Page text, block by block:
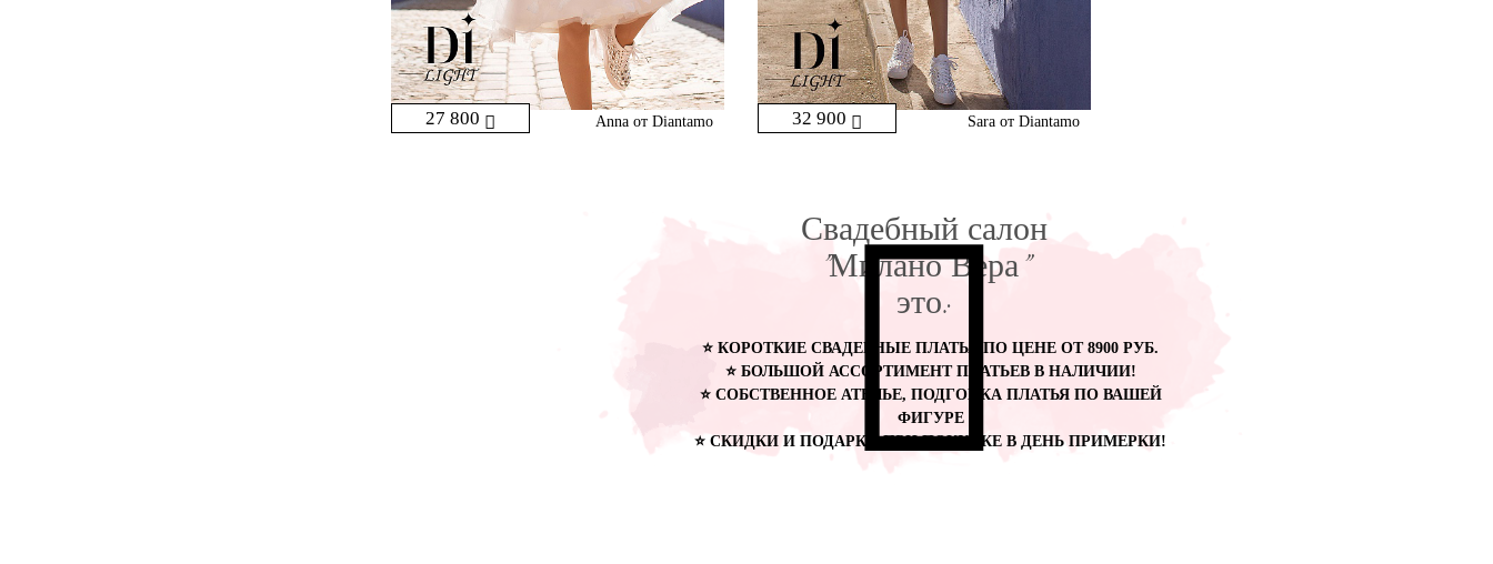
27 800 Anna от Diantamo 32 900 Sara от Diantamo
Свадебный салон
"Милано Вера"
это:
⭐ КОРОТКИЕ СВАДЕБНЫЕ ПЛАТЬЯ ПО ЦЕНЕ ОТ 8900 РУБ.
⭐ БОЛЬШОЙ АССОРТИМЕНТ ПЛАТЬЕВ В НАЛИЧИИ!
⭐ СОБСТВЕННОЕ АТЕЛЬЕ, ПОДГОНКА ПЛАТЬЯ ПО ВАШЕЙ
ФИГУРЕ
⭐ СКИДКИ И ПОДАРКИ ПРИ ПОКУПКЕ В ДЕНЬ ПРИМЕРКИ!